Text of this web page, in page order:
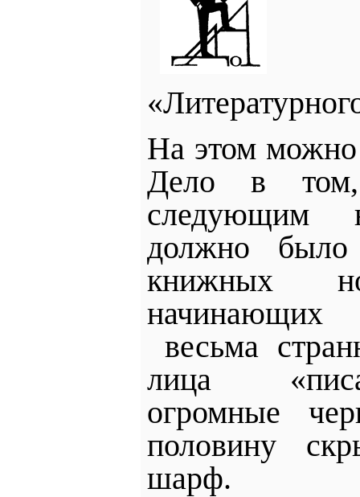
На этом можно
Дело в
следующим
должно
книжных
начинающих
весьма
лица
огромные
половину
шарф.